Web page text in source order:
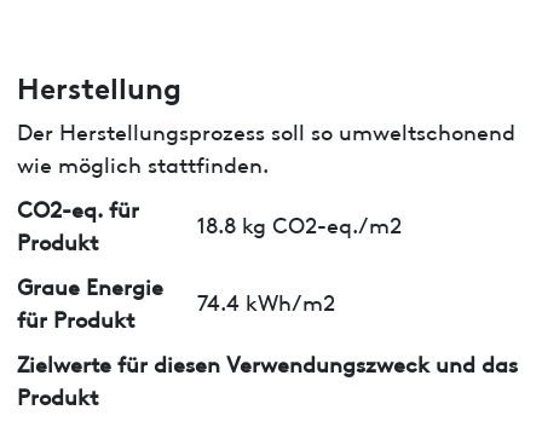
Herstellung
Der Herstellungsprozess soll so umweltschonend
wie möglich stattfinden.
CO2-eq. für
Produkt
18.8 kg CO2-eq./m2
Graue Energie
für Produkt
74.4 kWh/m2
Zielwerte für diesen Verwendungszweck und das
Produkt